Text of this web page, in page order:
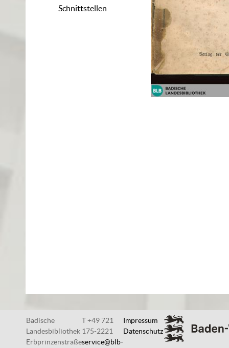
Schnittstellen
Badische
Landesbibliothek
Erbprinzenstraße
T +49 721
175-2221
service@blb-
Impressum
Datenschutz